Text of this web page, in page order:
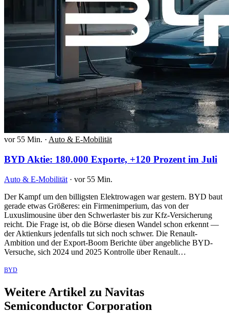
vor 55 Min. · Auto & E-Mobilität
BYD Aktie: 180.000 Exporte, +120 Prozent im Juli
Auto & E-Mobilität · vor 55 Min.
Der Kampf um den billigsten Elektrowagen war gestern. BYD baut
gerade etwas Größeres: ein Firmenimperium, das von der
Luxuslimousine über den Schwerlaster bis zur Kfz-Versicherung
reicht. Die Frage ist, ob die Börse diesen Wandel schon erkennt —
der Aktienkurs jedenfalls tut sich noch schwer. Die Renault-
Ambition und der Export-Boom Berichte über angebliche BYD-
Versuche, sich 2024 und 2025 Kontrolle über Renault…
BYD
Weitere Artikel zu Navitas
Semiconductor Corporation